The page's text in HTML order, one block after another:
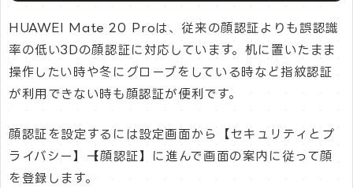
HUAWEI Mate 20 Proは、従来の顔認証よりも誤認識
率の低い3Dの顔認証に対応しています。机に置いたまま
操作したい時や冬にグローブをしている時など指紋認証
が利用できない時も顔認証が便利です。
顔認証を設定するには設定画面から【セキュリティとプ
ライバシー】→【顔認証】に進んで画面の案内に従って顔
を登録します。